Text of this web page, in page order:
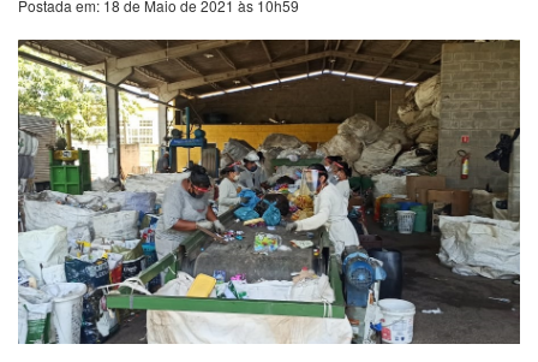
Postada em: 18 de Maio de 2021 às 10h59